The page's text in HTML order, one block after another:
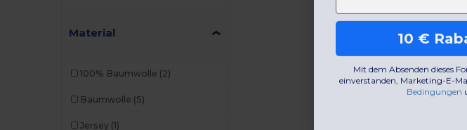
Material
100% Baumwolle (2)
Baumwolle (5)
Jersey (1)
10 €
Mit dem Absenden dieses
einverstanden, Marketing-E-
Bedingungen